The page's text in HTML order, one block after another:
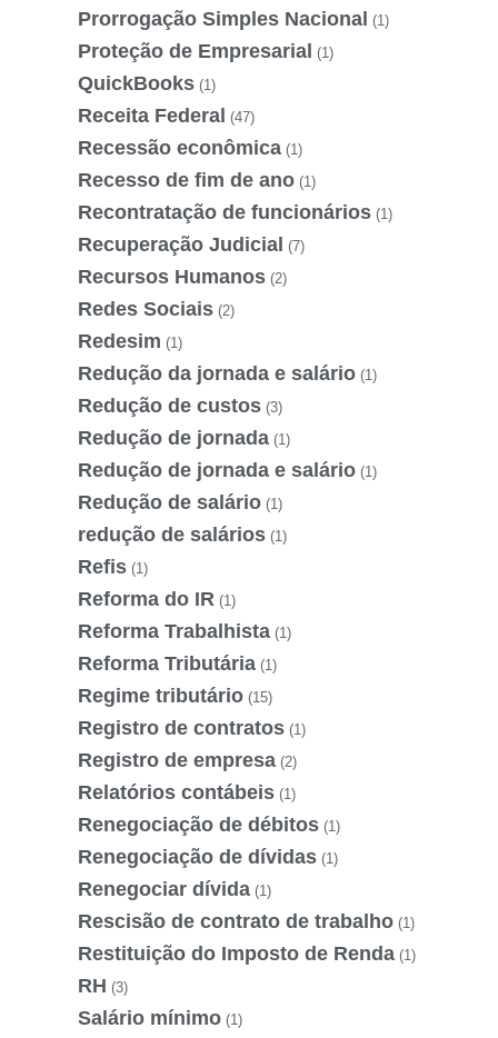
Prorrogação Simples Nacional (1)
Proteção de Empresarial (1)
QuickBooks (1)
Receita Federal (47)
Recessão econômica (1)
Recesso de fim de ano (1)
Recontratação de funcionários (1)
Recuperação Judicial (7)
Recursos Humanos (2)
Redes Sociais (2)
Redesim (1)
Redução da jornada e salário (1)
Redução de custos (3)
Redução de jornada (1)
Redução de jornada e salário (1)
Redução de salário (1)
redução de salários (1)
Refis (1)
Reforma do IR (1)
Reforma Trabalhista (1)
Reforma Tributária (1)
Regime tributário (15)
Registro de contratos (1)
Registro de empresa (2)
Relatórios contábeis (1)
Renegociação de débitos (1)
Renegociação de dívidas (1)
Renegociar dívida (1)
Rescisão de contrato de trabalho (1)
Restituição do Imposto de Renda (1)
RH (3)
Salário mínimo (1)